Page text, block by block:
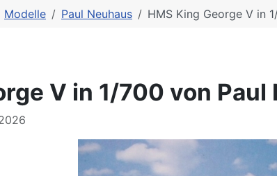
Modelle Paul Neuhaus HMS King George V in
V in 1/700 von Paul